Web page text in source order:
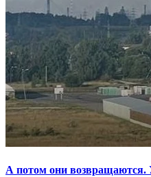
А потом они возвращаются.